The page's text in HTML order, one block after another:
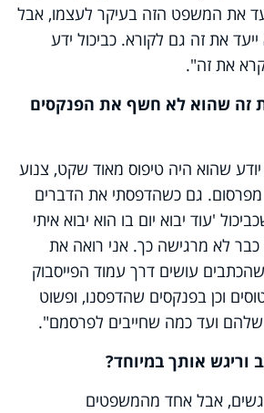
את המשפט הזה בעיקר לעצמו, אבל
את זה גם לקורא. כביכול ידע
את זה".
זה שהוא לא חשף את הפנקסים
שהוא היה טיפוס מאוד שקט, צנוע
מפרסום. גם כשהדפסתי את הדברים
'עוד יבוא יום בו הוא יבוא איתי
כבר לא מרגישה כך. אני רואה את
עושים דרך עמוד הפייסבוק
וכן בפנקסים שהדפסנו, ופשוט
ועד כמה שחייבים לפרסמם".
אותך במיוחד?
אבל אחד מהמשפטים